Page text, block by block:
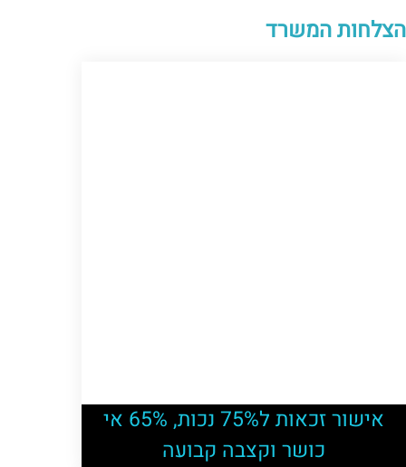
הצלחות המשרד
אישור זכאות ל75% נכות, 65% אי
כושר וקצבה קבועה